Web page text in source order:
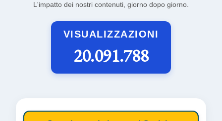
L'impatto dei nostri contenuti, giorno dopo giorno.
VISUALIZZAZIONI
20.091.788